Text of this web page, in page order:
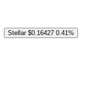
Stellar $0.16427 0.41%